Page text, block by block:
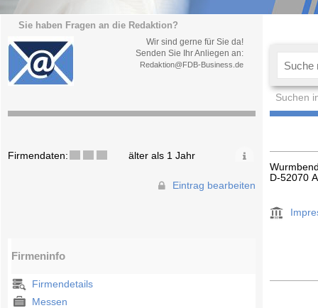
Sie haben Fragen an die Redaktion?
Wir sind gerne für Sie da!
Senden Sie Ihr Anliegen an:
Redaktion@FDB-Business.de
Suchen
Firmendaten: älter als 1 Jahr
Eintrag bearbeiten
Firmeninfo
Firmendetails
Messen
D-52070